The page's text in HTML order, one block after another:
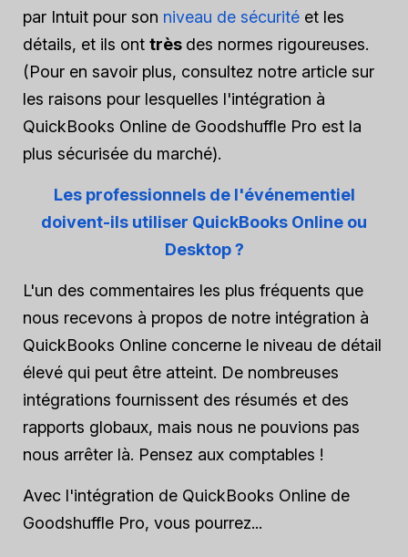
par Intuit pour son niveau de sécurité et les
détails, et ils ont très des normes rigoureuses.
(Pour en savoir plus, consultez notre article sur
les raisons pour lesquelles l'intégration à
QuickBooks Online de Goodshuffle Pro est la
plus sécurisée du marché).
Les professionnels de l'événementiel
doivent-ils utiliser QuickBooks Online ou
Desktop ?
L'un des commentaires les plus fréquents que
nous recevons à propos de notre intégration à
QuickBooks Online concerne le niveau de détail
élevé qui peut être atteint. De nombreuses
intégrations fournissent des résumés et des
rapports globaux, mais nous ne pouvions pas
nous arrêter là. Pensez aux comptables !
Avec l'intégration de QuickBooks Online de
Goodshuffle Pro, vous pourrez...